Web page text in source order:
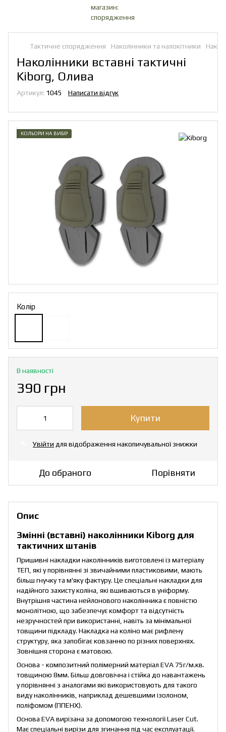
Тактичне спорядження Наколінники та налокітники
Наколінники вставні тактичні
Kiborg, Олива
Артикул: 1045 Написати відгук
КОЛЬОРИ НА ВИБІР
Колір
В наявності
390 грн
Купити
Увійти для відображення накопичувальної знижки
До обраного Порівняти
Опис
Змінні (вставні) наколінники Kiborg для
тактичних штанів
Пришивні накладки наколінників виготовлені із матеріалу
ТЕП, які у порівнянні зі звичайними пластиковими, мають
більш гнучку та м'яку фактуру. Це спеціальні накладки для
надійного захисту коліна, які вшиваються в уніформу.
Внутрішня частина нейлонового наколінника є повністю
монолітною, що забезпечує комфорт та відсутність
незручностей при використанні, навіть за мінімальної
товщини підкладу. Накладка на коліно має рифлену
структуру, яка запобігає ковзанню по різних поверхнях.
Зовнішня сторона є матовою.
Основа - композитний полімерний матеріал EVA 75г/м.кв.
товщиною 8мм. Більш довговічна і стійка до навантажень
у порівнянні з аналогами які використовують для такого
виду наколінників, наприклад дешевшими ізолоном,
поліфомом (ППЕНХ).
Основа EVA вирізана за допомогою технології Laser Cut.
Має спеціальні вирізи для згинання під час експлуатації.